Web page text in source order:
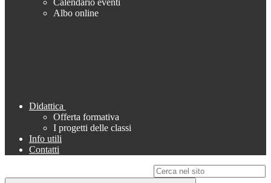
Calendario eventi
Albo online
Didattica
Offerta formativa
I progetti delle classi
Info utili
Contatti